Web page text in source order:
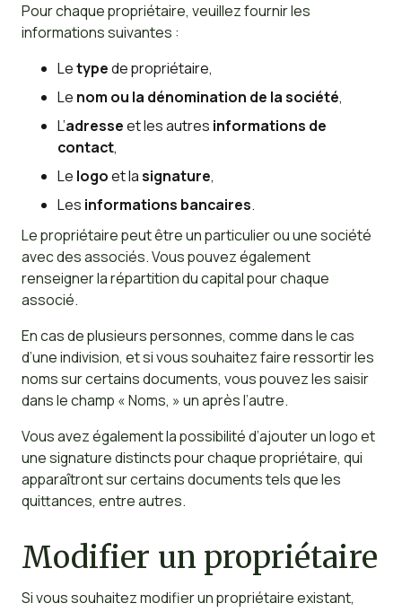
Pour chaque propriétaire, veuillez fournir les
informations suivantes :
Letypede propriétaire,
Le nom ou la dénomination de la société,
L’adresseet les autres informations de
contact,
Le logoet lasignature,
Les informations bancaires.
Le propriétaire peut être un particulier ou une société
avec des associés. Vous pouvez également
renseigner la répartition du capital pour chaque
associé.
En cas de plusieurs personnes, comme dans le cas
d’une indivision, et si vous souhaitez faire ressortir les
noms sur certains documents, vous pouvez les saisir
dans le champ « Noms, » un après l’autre.
Vous avez également la possibilité d’ajouter un logo et
une signature distincts pour chaque propriétaire, qui
apparaîtront sur certains documents tels que les
quittances, entre autres.
Modifier un propriétaire
Si vous souhaitez modifier un propriétaire existant,